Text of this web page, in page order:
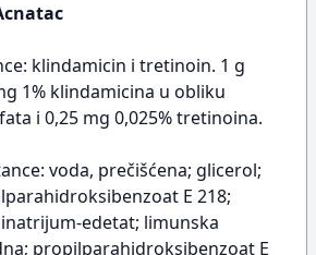
klindamicin i tretinoin. 1 g
1% klindamicina u obliku
i 0,25 mg 0,025% tretinoina.
voda, prečišćena; glicerol;
E 218;
edetat; limunska
propilparahidroksibenzoat E